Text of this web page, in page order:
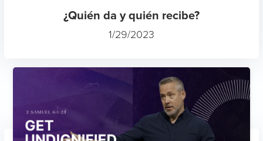
¿Quién da y quién recibe?
1/29/2023